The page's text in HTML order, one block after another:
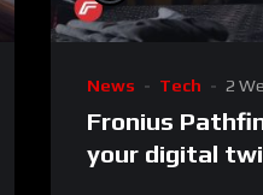
News Tech 2
Fronius
your digital